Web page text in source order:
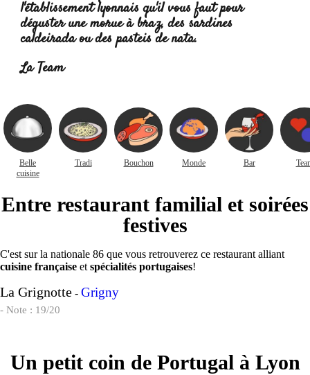
l'établissement lyonnais qu'il vous faut pour
déguster unemorue à braz, des sardines
caldeiradaou des pasteis de nata.
La Team
Belle
cuisine
Tradi Bouchon Monde Bar
Entre restaurant familial et soirées
festives
C'est sur la nationale 86 que vous retrouverez ce restaurant alliant
cuisine française et spécialités portugaises!
La Grignotte - Grigny
- Note : 19/20
Un petit coin de Portugal à Lyon